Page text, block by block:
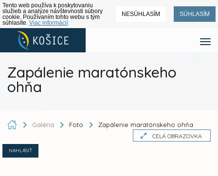
Tento web používa k poskytovaniu
služieb a analýze návštevnosti súbory
cookie. Používaním tohto webu s tým
súhlasíte. Viac informácií
NESÚHLASÍM SÚHLASÍM
Zapálenie maratónskeho
ohňa
Galéria Foto Zapálenie maratónskeho ohňa
CELÁ OBRAZOVKA
NAHLÁSIŤ